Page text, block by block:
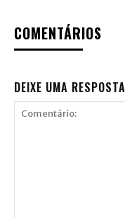
COMENTÁRIOS
DEIXE UMA RESPOSTA